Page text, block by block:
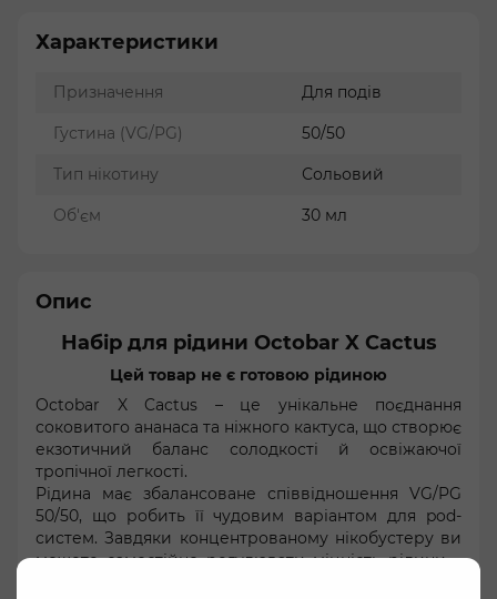
Характеристики
Призначення Для подів
Густина (VG/PG) 50/50
Тип нікотину Сольовий
Об'єм 30 мл
Опис
Набір для рідини Octobar X Cactus
Цей товар не є готовою рідиною
Octobar X Cactus – це унікальне поєднання
соковитого ананаса та ніжного кактуса, що створює
екзотичний баланс солодкості й освіжаючої
тропічної легкості.
Рідина має збалансоване співвідношення VG/PG
50/50, що робить її чудовим варіантом для pod-
систем. Завдяки концентрованому нікобустеру ви
можете самостійно регулювати міцність рідини –